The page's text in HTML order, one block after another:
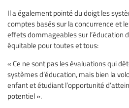
Il a également pointé du doigt les
comptes basés sur la concurrence et
effets dommageables sur l’éducation
équitable pour toutes et tous:
« Ce ne sont pas les évaluations qui
systèmes d’éducation, mais bien la
enfant et étudiant l’opportunité
potentiel ».